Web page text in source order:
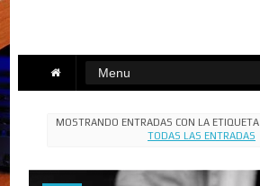
MOSTRANDO ENTRADAS CON LA ETIQUETA
TODAS LAS ENTRADAS